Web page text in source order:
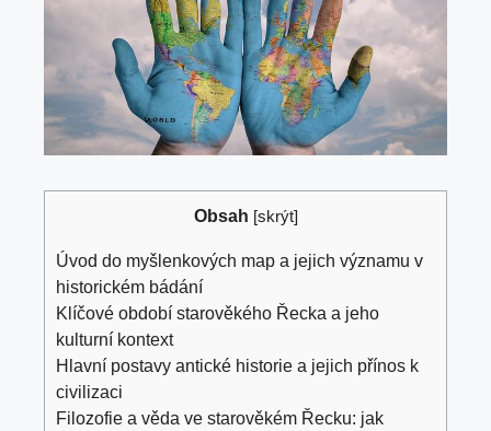
Obsah [skrýt]
Úvod do ⁤myšlenkových map a⁤ jejich⁤ významu v
historickém bádání
Klíčové ​období starověkého Řecka a jeho
kulturní kontext
Hlavní postavy antické historie a jejich přínos k
civilizaci
Filozofie ⁢a věda ve starověkém Řecku: jak